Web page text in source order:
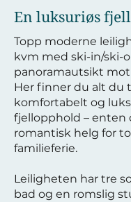
En luksuriøs
Topp moderne
kvm med ski-in/ski-
panoramautsikt
Her finner du alt du
komfortabelt og
fjellopphold – enten
romantisk helg for
familieferie.
Leiligheten har tre
bad og en romslig